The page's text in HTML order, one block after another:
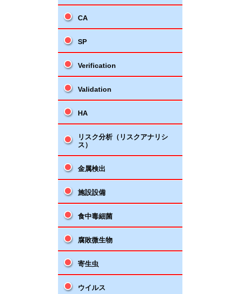
CA
SP
Verification
Validation
HA
リスク分析（リスクアナリシ
ス）
金属検出
施設設備
食中毒細菌
腐敗微生物
寄生虫
ウイルス